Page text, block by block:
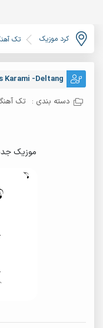
کرد موزیک تک
Karami -Deltang
دسته بندی : تک
موزیک